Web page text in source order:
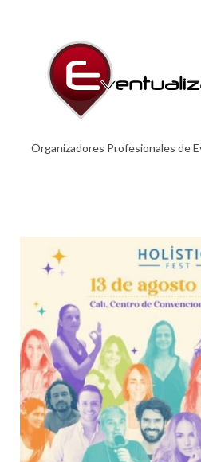
Organizadores Profesionales de